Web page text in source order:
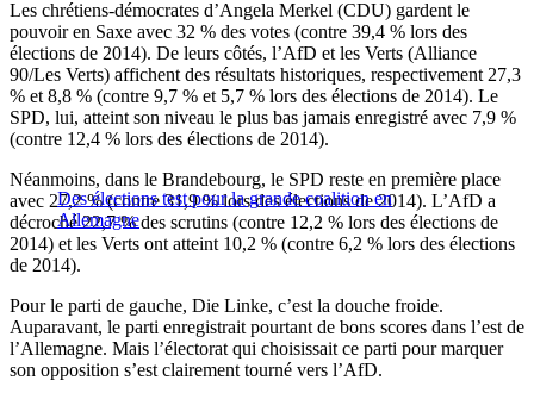
Les chrétiens-démocrates d’Angela Merkel (CDU) gardent le
pouvoir en Saxe avec 32 % des votes (contre 39,4 % lors des
élections de 2014). De leurs côtés, l’AfD et les Verts (Alliance
90/Les Verts) affichent des résultats historiques, respectivement 27,3
% et 8,8 % (contre 9,7 % et 5,7 % lors des élections de 2014). Le
SPD, lui, atteint son niveau le plus bas jamais enregistré avec 7,9 %
(contre 12,4 % lors des élections de 2014).
Des élections test pour la grande coalition en
Allemagne
Néanmoins, dans le Brandebourg, le SPD reste en première place
avec 27,2 % (contre 31,9 % lors des élections de 2014). L’AfD a
décroché 22,7 % des scrutins (contre 12,2 % lors des élections de
2014) et les Verts ont atteint 10,2 % (contre 6,2 % lors des élections
de 2014).
Pour le parti de gauche, Die Linke, c’est la douche froide.
Auparavant, le parti enregistrait pourtant de bons scores dans l’est de
l’Allemagne. Mais l’électorat qui choisissait ce parti pour marquer
son opposition s’est clairement tourné vers l’AfD.